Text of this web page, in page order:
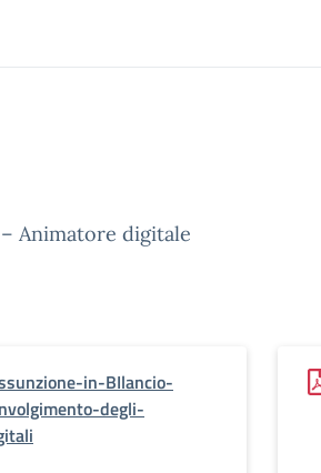
Animatore digitale
in-BIlancio-
degli-